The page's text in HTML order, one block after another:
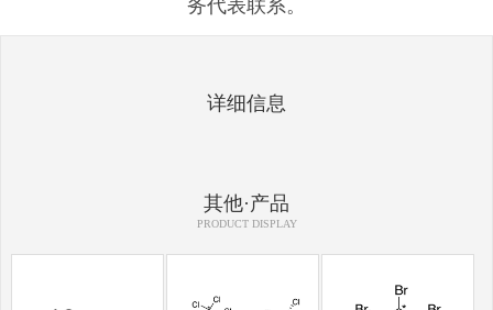
务代表联系。
详细信息
其他·产品
PRODUCT DISPLAY